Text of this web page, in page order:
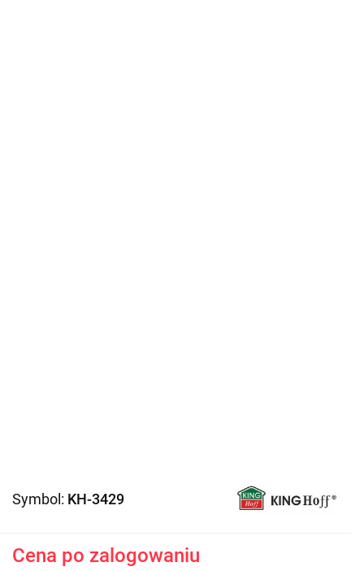
Symbol: KH-3429
Cena po zalogowaniu